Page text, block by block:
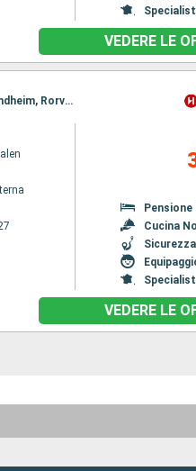
VEDERE LE
Itinerario : Bergen, Floro, Maloy, Torvik, Alesund, Hjorundfjorden, Molde, Maloy, Kristiansund, Trondheim, Rorvik, Torvik, Bronnoysund, Sandnessjoen, Nesna (passaggio cerchio polare), Ornes, Bodo, Stamsund, Svolvaer, Alesund, Stokmarknes, sortland, Risoyhamn, Harstad, Finnsnes, Tromso, Skjervoy, Hjorundfjorden, Oksfjord, Hammerfest, Havoysund, Honningsvag, Kjollefjord, Mehamn, Berlevag, Alesund, Batsfjord, Vardo, Vadso, Kirkenes, Berlevag, Molde, Mehamn, Kjollefjord, Honningsvag, Havoysund, Hammerfest, Oksfjord, Skjervoy, Tromso, Kristiansund, Finnsnes, Harstad, Risoyhamn, sortland, Stokmarknes, Svolvaer, Stamsund, Trondheim, Bodo, Ornes, Nesna (passaggio cerchio polare), Sandnessjoen, Bronnoysund, Rorvik, Trondheim, Bronnoysund, Sandnessjoen, Nesna (passaggio cerchio polare), Ornes, Bodo, Stamsund, Svolvaer, Stokmarknes, sortland, Risoyhamn, Harstad, Finnsnes, Tromso, Skjervoy, Oksfjord, Hammerfest, Havoysund, Honningsvag, Kjollefjord, Mehamn, Berlevag, Batsfjord, Vardo, Vadso, Kirkenes, Vardo, Batsfjord, Berlevag, Mehamn, Kjollefjord, Honningsvag, Havoysund, Hammerfest, Oksfjord, Skjervoy, Tromso, Finnsnes, Harstad, Risoyhamn, sortland, Stokmarknes, Svolvaer, Stamsund, Bodo, Ornes, Nesna (passaggio cerchio polare), Sandnessjoen, Bronnoysund, Rorvik, Trondheim
Cucina
VEDERE LE